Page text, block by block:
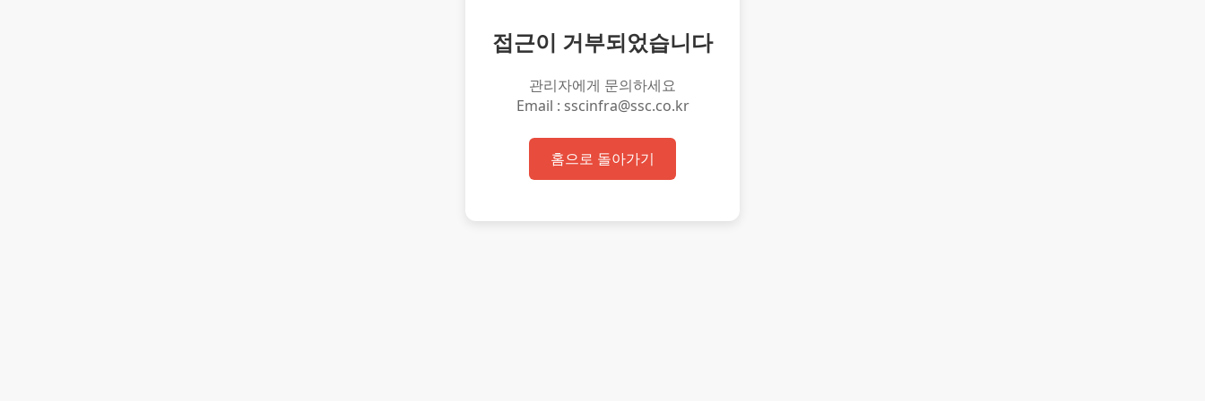
접근이 거부되었습니다
관리자에게 문의하세요
Email : sscinfra@ssc.co.kr
홈으로 돌아가기